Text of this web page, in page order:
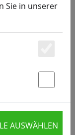
Sie in unserer
AUSWÄHLEN